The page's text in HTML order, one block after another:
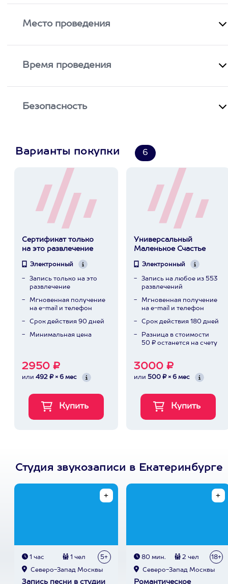
Место проведения
Время проведения
Безопасность
Варианты покупки 6
Сертификат только
на это развлечение
Электронный
Запись только на это
развлечение
Мгновенная получение
на e-mail и телефон
Срок действия 90 дней
Минимальная цена
2950 ₽
или 492 ₽ × 6 мес
Универсальный
Маленькое Счастье
Электронный
Запись на любое из 553
развлечений
Мгновенная получение
на e-mail и телефон
Срок действия 180 дней
Разница в стоимости
50 ₽ останется на счету
3000 ₽
или 500 ₽ × 6 мес
Студия звукозаписи в Екатеринбурге
1 час 1 чел 5+
Северо-Запад Москвы
Запись песни в студии
80 мин. 2 чел 18+
Северо-Запад Москвы
Романтическое